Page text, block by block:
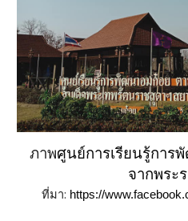
ภาพศูนย์การเรียนรู้การ
จากพระ
ที่มา: https://